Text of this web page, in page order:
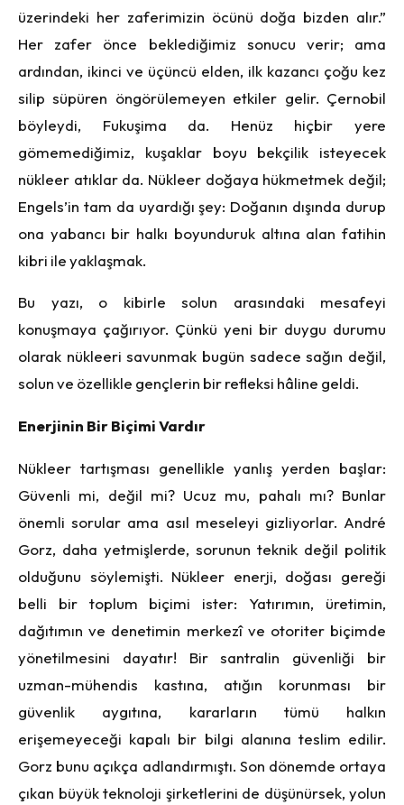
üzerindeki her zaferimizin öcünü doğa bizden alır.”
Her zafer önce beklediğimiz sonucu verir; ama
ardından, ikinci ve üçüncü elden, ilk kazancı çoğu kez
silip süpüren öngörülemeyen etkiler gelir. Çernobil
böyleydi, Fukuşima da. Henüz hiçbir yere
gömemediğimiz, kuşaklar boyu bekçilik isteyecek
nükleer atıklar da. Nükleer doğaya hükmetmek değil;
Engels’in tam da uyardığı şey: Doğanın dışında durup
ona yabancı bir halkı boyunduruk altına alan fatihin
kibri ile yaklaşmak.
Bu yazı, o kibirle solun arasındaki mesafeyi
konuşmaya çağırıyor. Çünkü yeni bir duygu durumu
olarak nükleeri savunmak bugün sadece sağın değil,
solun ve özellikle gençlerin bir refleksi hâline geldi.
Enerjinin Bir Biçimi Vardır
Nükleer tartışması genellikle yanlış yerden başlar:
Güvenli mi, değil mi? Ucuz mu, pahalı mı? Bunlar
önemli sorular ama asıl meseleyi gizliyorlar. André
Gorz, daha yetmişlerde, sorunun teknik değil politik
olduğunu söylemişti. Nükleer enerji, doğası gereği
belli bir toplum biçimi ister: Yatırımın, üretimin,
dağıtımın ve denetimin merkezî ve otoriter biçimde
yönetilmesini dayatır! Bir santralin güvenliği bir
uzman-mühendis kastına, atığın korunması bir
güvenlik aygıtına, kararların tümü halkın
erişemeyeceği kapalı bir bilgi alanına teslim edilir.
Gorz bunu açıkça adlandırmıştı. Son dönemde ortaya
çıkan büyük teknoloji şirketlerini de düşünürsek, yolun